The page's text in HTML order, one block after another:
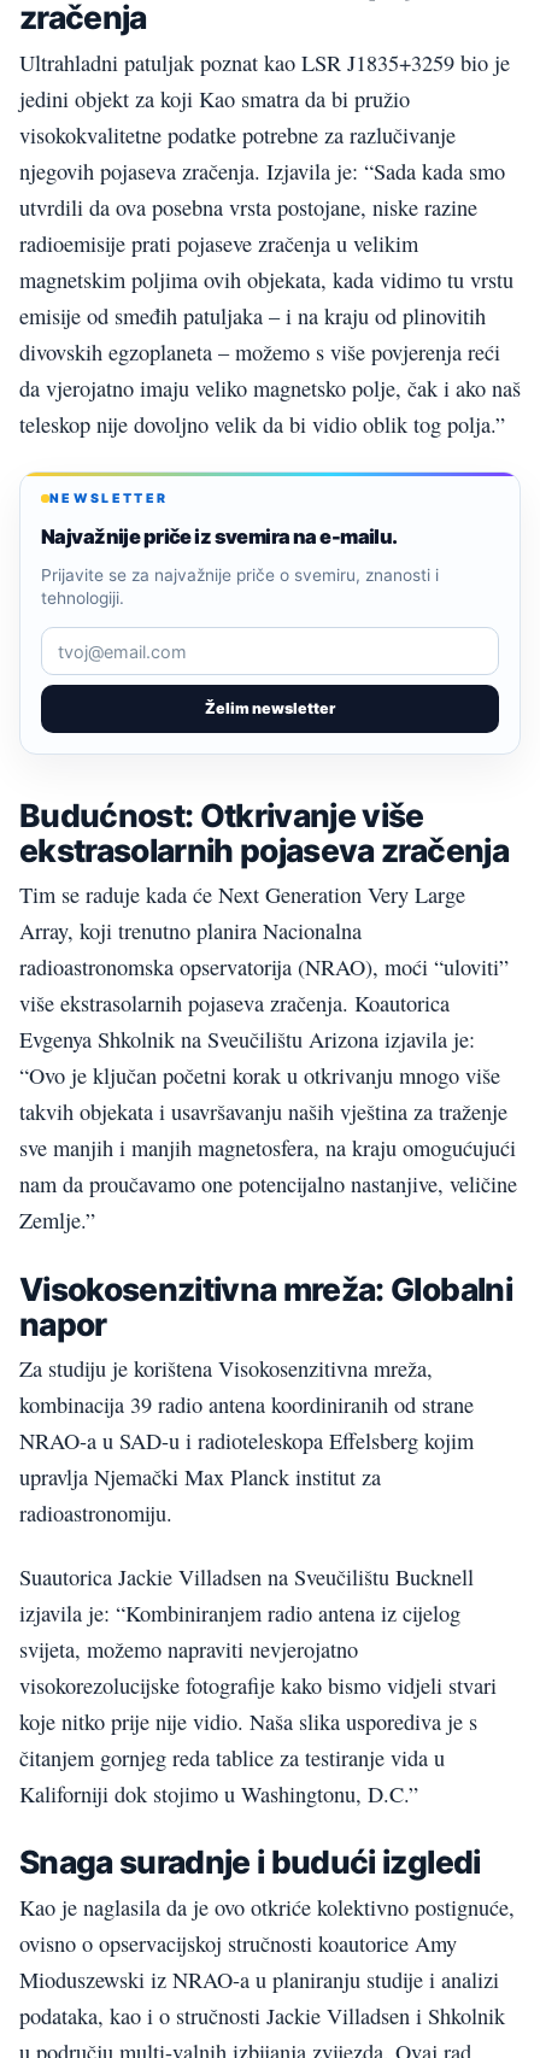
zračenja
Ultrahladni patuljak poznat kao LSR J1835+3259 bio je
jedini objekt za koji Kao smatra da bi pružio
visokokvalitetne podatke potrebne za razlučivanje
njegovih pojaseva zračenja. Izjavila je: “Sada kada smo
utvrdili da ova posebna vrsta postojane, niske razine
radioemisije prati pojaseve zračenja u velikim
magnetskim poljima ovih objekata, kada vidimo tu vrstu
emisije od smeđih patuljaka – i na kraju od plinovitih
divovskih egzoplaneta – možemo s više povjerenja reći
da vjerojatno imaju veliko magnetsko polje, čak i ako naš
teleskop nije dovoljno velik da bi vidio oblik tog polja.”
NEWSLETTER
Najvažnije priče iz svemira na e-mailu.
Želim newsletter
Prijavite se za najvažnije priče o svemiru, znanosti i
tehnologiji.
Budućnost: Otkrivanje više
ekstrasolarnih pojaseva zračenja
Tim se raduje kada će Next Generation Very Large
Array, koji trenutno planira Nacionalna
radioastronomska opservatorija (NRAO), moći “uloviti”
više ekstrasolarnih pojaseva zračenja. Koautorica
Evgenya Shkolnik na Sveučilištu Arizona izjavila je:
“Ovo je ključan početni korak u otkrivanju mnogo više
takvih objekata i usavršavanju naših vještina za traženje
sve manjih i manjih magnetosfera, na kraju omogućujući
nam da proučavamo one potencijalno nastanjive, veličine
Zemlje.”
Visokosenzitivna mreža: Globalni
napor
Za studiju je korištena Visokosenzitivna mreža,
kombinacija 39 radio antena koordiniranih od strane
NRAO-a u SAD-u i radioteleskopa Effelsberg kojim
upravlja Njemački Max Planck institut za
radioastronomiju.
Suautorica Jackie Villadsen na Sveučilištu Bucknell
izjavila je: “Kombiniranjem radio antena iz cijelog
svijeta, možemo napraviti nevjerojatno
visokorezolucijske fotografije kako bismo vidjeli stvari
koje nitko prije nije vidio. Naša slika usporediva je s
čitanjem gornjeg reda tablice za testiranje vida u
Kaliforniji dok stojimo u Washingtonu, D.C.”
Snaga suradnje i budući izgledi
Kao je naglasila da je ovo otkriće kolektivno postignuće,
ovisno o opservacijskoj stručnosti koautorice Amy
Mioduszewski iz NRAO-a u planiranju studije i analizi
podataka, kao i o stručnosti Jackie Villadsen i Shkolnik
u području multi-valnih izbijanja zvijezda. Ovaj rad